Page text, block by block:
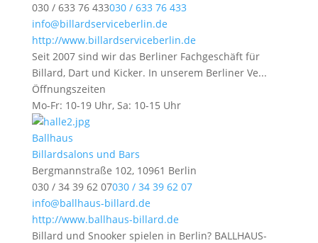
030 / 633 76 433030 / 633 76 433
info@billardserviceberlin.de
http://www.billardserviceberlin.de
Seit 2007 sind wir das Berliner Fachgeschäft für
Billard, Dart und Kicker. In unserem Berliner Ve...
Öffnungszeiten
Mo-Fr: 10-19 Uhr, Sa: 10-15 Uhr
Ballhaus
Billardsalons und Bars
Bergmannstraße 102, 10961 Berlin
030 / 34 39 62 07030 / 34 39 62 07
info@ballhaus-billard.de
http://www.ballhaus-billard.de
Billard und Snooker spielen in Berlin? BALLHAUS-